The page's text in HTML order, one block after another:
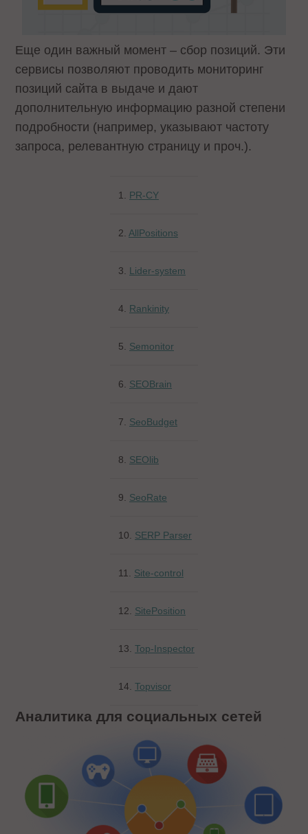
Еще один важный момент – сбор позиций. Эти
сервисы позволяют проводить мониторинг
позиций сайта в выдаче и дают
дополнительную информацию разной степени
подробности (например, указывают частоту
запроса, релевантную страницу и проч.).
1. PR-CY
2. AllPositions
3. Lider-system
4. Rankinity
5. Semonitor
6. SEOBrain
7. SeoBudget
8. SEOlib
9. SeoRate
10. SERP Parser
11. Site-control
12. SitePosition
13. Top-Inspector
14. Topvisor
Аналитика для социальных сетей